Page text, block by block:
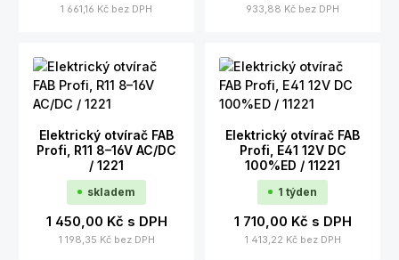
1 661,16 Kč bez DPH 933,88 Kč bez DPH
Elektrický otvírač FAB
Profi, R11 8–16V AC/DC
/ 1221
skladem
1 450,00 Kč s DPH
1 198,35 Kč bez DPH
Elektrický otvírač FAB
Profi, E41 12V DC
100%ED / 11221
1 týden
1 710,00 Kč s DPH
1 413,22 Kč bez DPH